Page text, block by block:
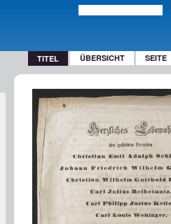
TITEL ÜBERSICHT SEITE